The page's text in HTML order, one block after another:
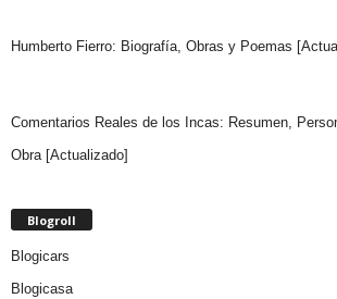
Humberto Fierro: Biografía, Obras y Poemas
Comentarios Reales de los Incas: Resumen,
Obra [Actualizado]
Blogroll
Blogicars
Blogicasa